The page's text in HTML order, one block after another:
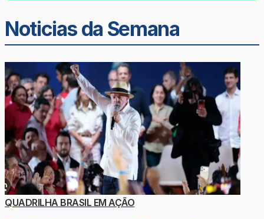
Noticias da Semana
QUADRILHA BRASIL EM AÇÃO